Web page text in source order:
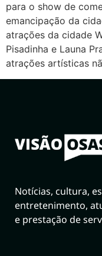
para o show de
emancipação da
atrações da cidade
Pisadinha e Launa
atrações artísticas
Notícias, cultura,
entretenimento,
e prestação de